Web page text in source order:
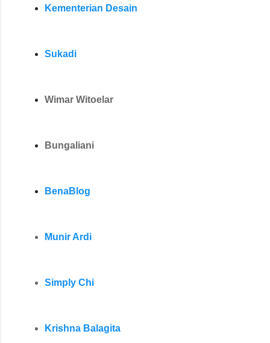
Kementerian Desain
Sukadi
Wimar Witoelar
Bungaliani
BenaBlog
Munir Ardi
Simply Chi
Krishna Balagita